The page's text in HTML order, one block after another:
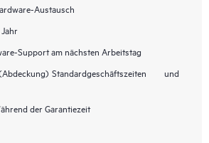
Austausch
Support am nächsten Arbeitstag
Standardgeschäftszeiten und
der Garantiezeit